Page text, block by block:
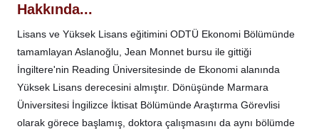
Hakkında...
Lisans ve Yüksek Lisans eğitimini ODTÜ Ekonomi Bölümünde
tamamlayan Aslanoğlu, Jean Monnet bursu ile gittiği
İngiltere'nin Reading Üniversitesinde de Ekonomi alanında
Yüksek Lisans derecesini almıştır. Dönüşünde Marmara
Üniversitesi İngilizce İktisat Bölümünde Araştırma Görevlisi
olarak görece başlamış, doktora çalışmasını da aynı bölümde